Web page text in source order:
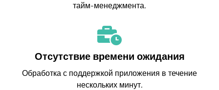
тайм-менеджмента.
Отсутствие времени ожидания
Обработка с поддержкой приложения в течение
нескольких минут.